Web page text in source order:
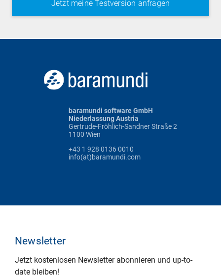
baramundi software GmbH
Niederlassung Austria
Gertrude-Fröhlich-Sandner Straße 2
1100 Wien
+43 1 928 0136 0010
info(at)baramundi.com
Newsletter
Jetzt kostenlosen Newsletter abonnieren und up-to-
date bleiben!